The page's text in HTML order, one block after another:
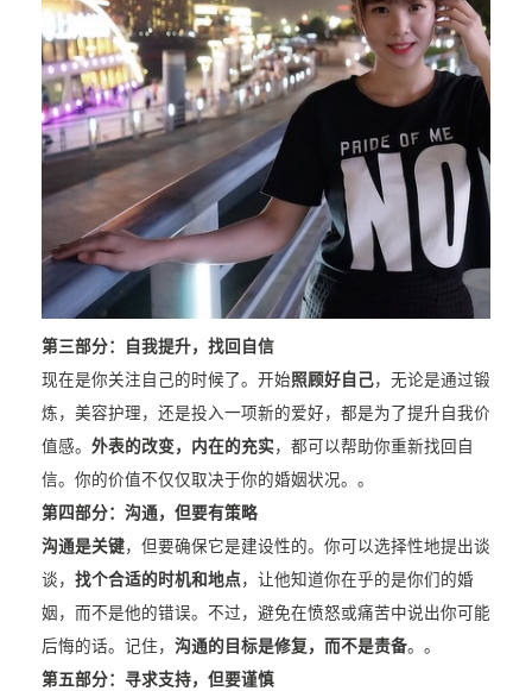
第三部分：自我提升，找回自信
现在是你关注自己的时候了。开始照顾好自己，无论是通过锻
炼，美容护理，还是投入一项新的爱好，都是为了提升自我价
值感。 外表的改变，内在的充实，都可以帮助你重新找回自
信。你的价值不仅仅取决于你的婚姻状况。。
第四部分：沟通，但要有策略
沟通是关键，但要确保它是建设性的。你可以选择性地提出谈
谈， 找个合适的时机和地点 ，让他知道你在乎的是你们的婚
姻，而不是他的错误。不过，避免在愤怒或痛苦中说出你可能
后悔的话。记住， 沟通的目标是修复，而不是责备。。
第五部分：寻求支持，但要谨慎